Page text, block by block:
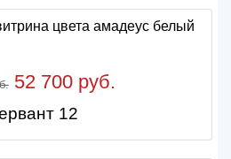
52 700 руб.
12